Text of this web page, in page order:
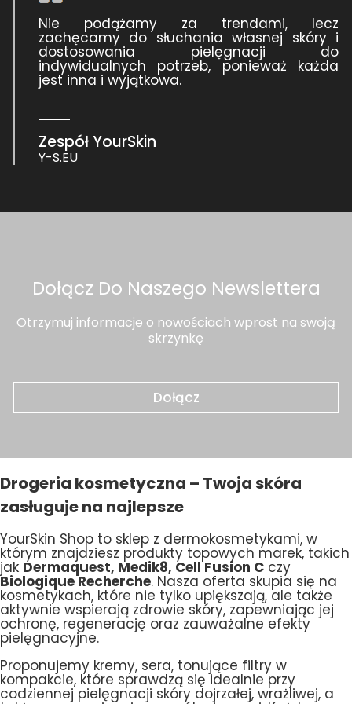
Nie podążamy za trendami, lecz
zachęcamy do słuchania własnej skóry i
dostosowania pielęgnacji do
indywidualnych potrzeb, ponieważ każda
jest inna i wyjątkowa.
Zespół YourSkin
Y-S.EU
Dołącz Do Naszego Newslettera
Otrzymuj informacje o nowościach wprost na swoją
skrzynkę
Dołącz
Drogeria kosmetyczna – Twoja skóra
zasługuje na najlepsze
YourSkin Shop to sklep z dermokosmetykami, w
którym znajdziesz produkty topowych marek, takich
jak Dermaquest, Medik8, Cell Fusion C czy
Biologique Recherche. Nasza oferta skupia się na
kosmetykach, które nie tylko upiększają, ale także
aktywnie wspierają zdrowie skóry, zapewniając jej
ochronę, regenerację oraz zauważalne efekty
pielęgnacyjne.
Proponujemy kremy, sera, tonujące filtry w
kompakcie, które sprawdzą się idealnie przy
codziennej pielęgnacji skóry dojrzałej, wrażliwej, a